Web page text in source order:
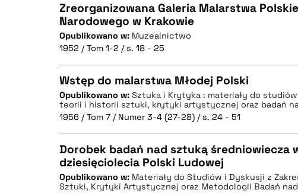
BIBTEX
CZYSTY TEKST
BIBTEX
Zreorganizowana Galeria Malarstwa
Narodowego w Krakowie
Opublikowano w: Muzealnictwo
1952 / Tom 1-2 / s. 18 - 25
CZYSTY TEKST
BIBTEX
Wstęp do malarstwa Młodej Polski
Opublikowano w: Sztuka i Krytyka : materiały do
teorii i historii sztuki, krytyki artystycznej oraz badań
1956 / Tom 7 / Numer 3-4 (27-28) / s. 24 - 51
CZYSTY TEKST
Dorobek badań nad sztuką średniowiecza
dziesięciolecia Polski Ludowej
Opublikowano w: Materiały do Studiów i Dyskusji z
Sztuki, Krytyki Artystycznej oraz Metodologii Badań